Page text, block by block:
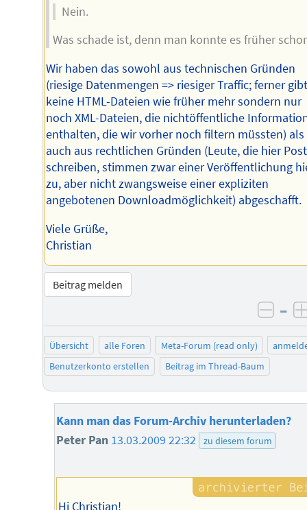
Nein.
Was schade ist, denn man konnte es früher
Wir haben das sowohl aus technischen Gründen
(riesige Datenmengen => riesiger Traffic; ferner
keine HTML-Dateien wie früher mehr sondern nur
noch XML-Dateien, die nichtöffentliche
enthalten, die wir vorher noch filtern müssten) als
auch aus rechtlichen Gründen (Leute, die hier
schreiben, stimmen zwar einer Veröffentlichung
zu, aber nicht zwangsweise einer expliziten
angebotenen Downloadmöglichkeit) abgeschafft.
Viele Grüße,
Christian
Beitrag melden
–
Übersicht alle Foren Meta-Forum (read only)
Benutzerkonto erstellen
Beitrag im Thread-Baum
Kann man das Forum-Archiv herunterladen?
Peter Pan 13.03.2009 22:32 zu diesem forum
Hi Christian!